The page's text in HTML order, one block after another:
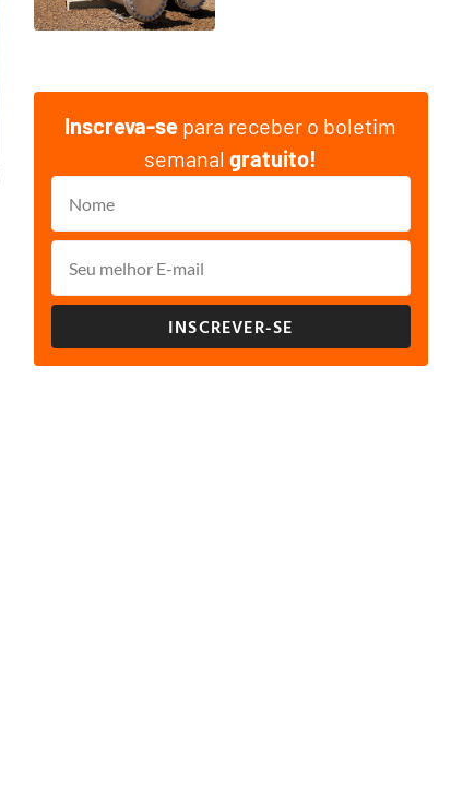
Inscreva-se para receber o boletim
semanalgratuito!
INSCREVER-SE